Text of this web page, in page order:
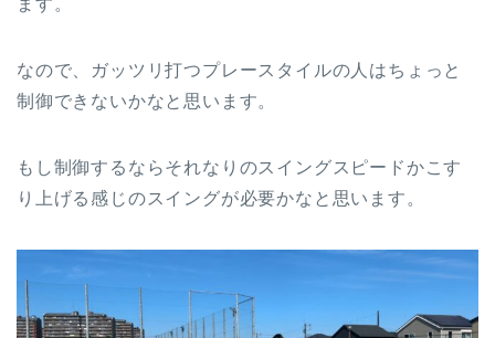
なので、ガッツリ打つプレースタイルの人はちょっと
制御できないかなと思います。
もし制御するならそれなりのスイングスピードかこす
り上げる感じのスイングが必要かなと思います。